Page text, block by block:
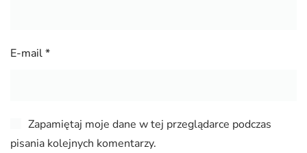
E-mail*
Zapamiętaj moje dane w tej przeglądarce podczas
pisania kolejnych komentarzy.